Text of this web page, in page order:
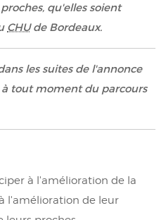
qu'elles soient
CHUde Bordeaux.
les suites de l'annonce
tout moment du parcours
à l'amélioration de la
l'amélioration de leur